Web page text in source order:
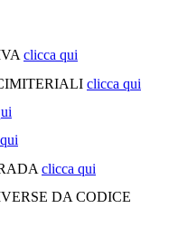
clicca qui
clicca qui
clicca qui
DA CODICE